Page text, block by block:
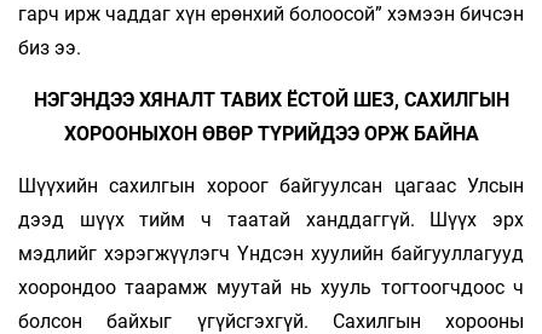
гарч ирж чаддаг хүн ерөнхий болоосой” хэмээн бичсэн
биз ээ.
НЭГЭНДЭЭ ХЯНАЛТ ТАВИХ ЁСТОЙ ШЕЗ, САХИЛГЫН
ХОРООНЫХОН ӨВӨР ТҮРИЙДЭЭ ОРЖ БАЙНА
Шүүхийн сахилгын хороог байгуулсан цагаас Улсын
дээд шүүх тийм ч таатай ханддаггүй. Шүүх эрх
мэдлийг хэрэгжүүлэгч Үндсэн хуулийн байгууллагууд
хоорондоо таарамж муутай нь хууль тогтоогчдоос ч
болсон байхыг үгүйсгэхгүй. Сахилгын хорооны